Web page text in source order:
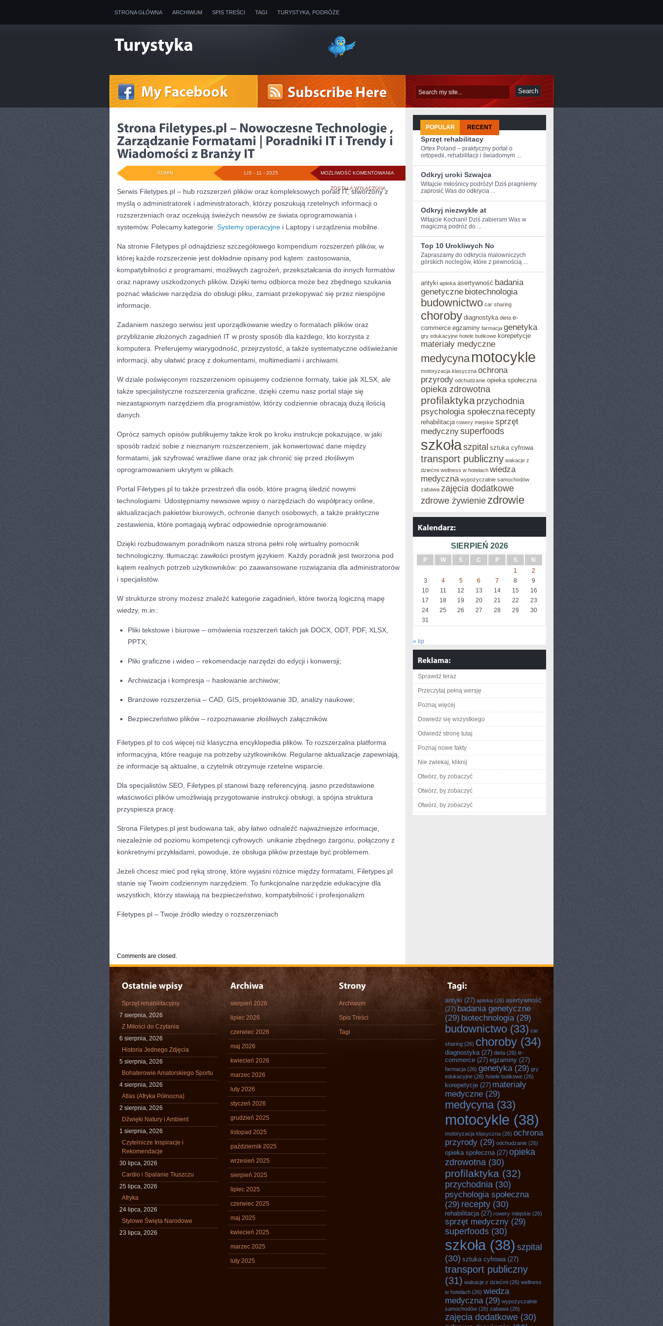
STRONA GŁÓWNA ARCHIWUM SPIS TREŚCI TAGI TURYSTYKA, PODRÓŻE
MOŻLIWOŚĆ KOMENTOWANIA STRONA
FILETYPES.PL
NOWOCZESNE
TECHNOLOGIE
ZARZĄDZANIE
FORMATAMI
PORADNIKI
TRENDY
WIADOMOŚCI
BRANŻY
ZOSTAŁA WYŁĄCZONA
LIS - 11 - 2025
ADMIN
Serwis Filetypes.pl – hub rozszerzeń plików oraz kompleksowych porad IT, stworzony z
myślą o administratorek i administratorach, którzy poszukują rzetelnych informacji o
rozszerzeniach oraz oczekują świeżych newsów ze świata oprogramowania i
systemów. Polecamy kategorie: Systemy operacyjne i Laptopy i urządzenia mobilne.
Na stronie Filetypes.pl odnajdziesz szczegółowego kompendium rozszerzeń plików, w
której każde rozszerzenie jest dokładnie opisany pod kątem: zastosowania,
kompatybilności z programami, możliwych zagrożeń, przekształcania do innych formatów
oraz naprawy uszkodzonych plików. Dzięki temu odbiorca może bez zbędnego szukania
poznać właściwe narzędzia do obsługi pliku, zamiast przekopywać się przez niespójne
informacje.
Zadaniem naszego serwisu jest uporządkowanie wiedzy o formatach plików oraz
przybliżanie złożonych zagadnień IT w prosty sposób dla każdego, kto korzysta z
komputera. Preferujemy wiarygodność, przejrzystość, a także systematyczne odświeżanie
informacji, aby ułatwić pracę z dokumentami, multimediami i archiwami.
W dziale poświęconym rozszerzeniom opisujemy codzienne formaty, takie jak XLSX, ale
także specjalistyczne rozszerzenia graficzne, dzięki czemu nasz portal staje się
niezastąpionym narzędziem dla programistów, którzy codziennie obracają dużą ilością
danych.
Oprócz samych opisów publikujemy także krok po kroku instrukcje pokazujące, w jaki
sposób radzić sobie z nieznanym rozszerzeniem, jak konwertować dane między
formatami, jak szyfrować wrażliwe dane oraz jak chronić się przed złośliwym
oprogramowaniem ukrytym w plikach.
Portal Filetypes.pl to także przestrzeń dla osób, które pragną śledzić nowymi
technologiami. Udostępniamy newsowe wpisy o narzędziach do współpracy online,
aktualizacjach pakietów biurowych, ochronie danych osobowych, a także praktyczne
zestawienia, które pomagają wybrać odpowiednie oprogramowanie.
Dzięki rozbudowanym poradnikom nasza strona pełni rolę wirtualny pomocnik
technologiczny, tłumacząc zawiłości prostym językiem. Każdy poradnik jest tworzona pod
kątem realnych potrzeb użytkowników: po zaawansowane rozwiązania dla administratorów
i specjalistów.
W strukturze strony możesz znaleźć kategorie zagadnień, które tworzą logiczną mapę
wiedzy, m.in.:
Pliki tekstowe i biurowe – omówienia rozszerzeń takich jak DOCX, ODT, PDF, XLSX,
PPTX;
Pliki graficzne i wideo – rekomendacje narzędzi do edycji i konwersji;
Archiwizacja i kompresja – hasłowanie archiwów;
Branżowe rozszerzenia – CAD, GIS, projektowanie 3D, analizy naukowe;
Bezpieczeństwo plików – rozpoznawanie złośliwych załączników.
Filetypes.pl to coś więcej niż klasyczna encyklopedia plików. To rozszerzalna platforma
informacyjna, które reaguje na potrzeby użytkowników. Regularne aktualizacje zapewniają,
że informacje są aktualne, a czytelnik otrzymuje rzetelne wsparcie.
Dla specjalistów SEO, Filetypes.pl stanowi bazę referencyjną. jasno przedstawione
właściwości plików umożliwiają przygotowanie instrukcji obsługi, a spójna struktura
przyspiesza pracę.
Strona Filetypes.pl jest budowana tak, aby łatwo odnaleźć najważniejsze informacje,
niezależnie od poziomu kompetencji cyfrowych. unikanie zbędnego żargonu, połączony z
konkretnymi przykładami, powoduje, że obsługa plików przestaje być problemem.
Jeżeli chcesz mieć pod ręką stronę, które wyjaśni różnice między formatami, Filetypes.pl
stanie się Twoim codziennym narzędziem. To funkcjonalne narzędzie edukacyjne dla
wszystkich, którzy stawiają na bezpieczeństwo, kompatybilność i profesjonalizm.
Filetypes.pl – Twoje źródło wiedzy o rozszerzeniach
Comments are closed.
POPULAR RECENT
Sprzęt rehabilitacy
Ortex Poland – praktyczny portal o
ortopedii, rehabilitacji i świadomym ...
Odkryj uroki Szwajca
Witajcie miłośnicy podróży! Dziś pragniemy
zaprosić Was do odkrycia ...
Odkryj niezwykłe at
Witajcie Kochani! Dziś zabieram Was​ w
magiczną podróż do ...
Top 10 Urokliwych No
Zapraszamy do odkrycia malowniczych
górskich noclegów, które z pewnością ...
antyki apteka asertywność badania
genetyczne biotechnologia
budownictwo car sharing
choroby diagnostyka dieta e-
commerce egzaminy farmacja genetyka
gry edukacyjne hotele butikowe korepetycje
materiały medyczne
medycyna motocykle
motoryzacja klasyczna ochrona
przyrody odchudzanie opieka społeczna
opieka zdrowotna
profilaktyka przychodnia
psychologia społeczna recepty
rehabilitacja rowery miejskie sprzęt
medycznysuperfoods
szkołaszpital sztuka cyfrowa
transport publiczny wakacje z
dziećmi wellness w hotelach wiedza
medyczna wypożyczalnie samochodów
zabawa zajęcia dodatkowe
zdrowe żywienie zdrowie
SIERPIEŃ 2026
P W Ś C P S
N
1
2
3
4 5 6 7 8
9
10
11 12 13 14 15
16
17
18 19 20 21 22
23
24
25 26 27 28 29
30
31
« lip
Sprawdź teraz
Przeczytaj pełną wersję
Poznaj więcej
Dowiedz się wszystkiego
Odwiedź stronę tutaj
Poznaj nowe fakty
Nie zwlekaj, kliknij
Otwórz, by zobaczyć
Otwórz, by zobaczyć
Otwórz, by zobaczyć
Sprzęt rehabilitacyjny
7 sierpnia, 2026
Z Miłości do Czytania
6 sierpnia, 2026
Historia Jednego Zdjęcia
5 sierpnia, 2026
Bohaterowie Amatorskiego Sportu
4 sierpnia, 2026
Atlas (Afryka Północna)
2 sierpnia, 2026
Dźwięki Natury i Ambient
1 sierpnia, 2026
Czytelnicze Inspiracje i
Rekomendacje
30 lipca, 2026
Cardio i Spalanie Tłuszczu
25 lipca, 2026
Afryka
24 lipca, 2026
Stylowe Święta Narodowe
23 lipca, 2026
sierpień 2026
lipiec 2026
czerwiec 2026
maj 2026
kwiecień 2026
marzec 2026
luty 2026
styczeń 2026
grudzień 2025
listopad 2025
październik 2025
wrzesień 2025
sierpień 2025
lipiec 2025
czerwiec 2025
maj 2025
kwiecień 2025
marzec 2025
luty 2025
Archiwum
Spis Treści
Tagi
antyki (27) apteka (26) asertywność
(27) badania genetyczne
(29) biotechnologia (29)
budownictwo (33) car
sharing (26) choroby (34)
diagnostyka (27) dieta (26) e-
commerce (27) egzaminy (27)
farmacja (26) genetyka (29) gry
edukacyjne (26) hotele butikowe (26)
korepetycje (27) materiały
medyczne (29)
medycyna (33)
motocykle (38)
motoryzacja klasyczna (26) ochrona
przyrody (29) odchudzanie (26)
opieka społeczna (27) opieka
zdrowotna (30)
profilaktyka (32)
przychodnia (30)
psychologia społeczna
(29) recepty (30)
rehabilitacja (27) rowery miejskie (26)
sprzęt medyczny (29)
superfoods (30)
szkoła (38) szpital
(30) sztuka cyfrowa (27)
transport publiczny
(31) wakacje z dziećmi (26) wellness
w hotelach (26) wiedza
medyczna (29) wypożyczalnie
samochodów (26) zabawa (26)
zajęcia dodatkowe (30)